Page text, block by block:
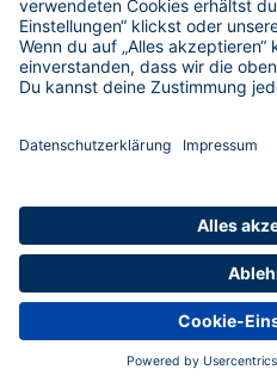
p.Pers. ab